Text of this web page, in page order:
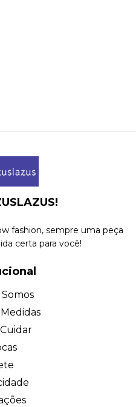
fashion, sempre uma peça
certa para você!